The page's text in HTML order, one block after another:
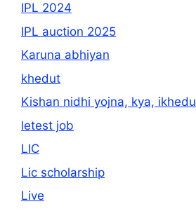
IPL 2024
IPL auction 2025
Karuna abhiyan
khedut
Kishan nidhi yojna, kya, ikhedu
letest job
LIC
Lic scholarship
Live